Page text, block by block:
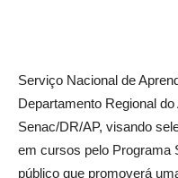
Serviço Nacional de
Departamento Regional do
Senac/DR/AP, visando
em cursos pelo Programa
público que promoverá